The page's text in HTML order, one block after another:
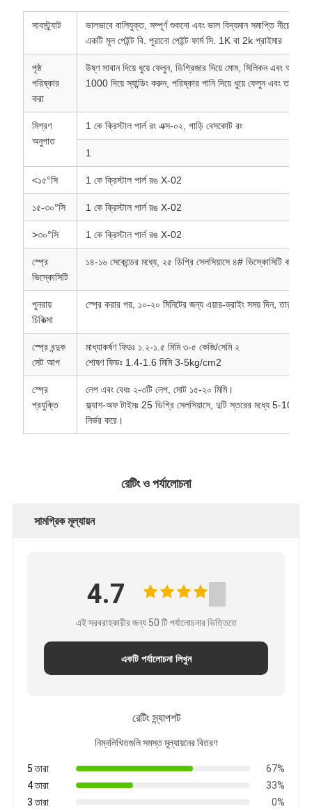
সাবস্ট্র্যাট
ভালভাবে বালিযুক্ত, সম্পূর্ণ শুকনো এবং ভাল বিদ্যমান সমাপ্তি নীচে
একটি মূল পেইন্ট বি. পুরানো পেইন্ট ফার্ম সি. 1K বা 2k প্রাইমার
পৃষ্ঠ
পরিষ্কার
করা
উষ্ণ সাবান দিয়ে ধুয়ে ফেলুন, ডিগ্রিজার দিয়ে মোম, সিলিকন এবং
1000 দিয়ে স্যান্ডিং করুন, পরিষ্কার পানি দিয়ে ধুয়ে ফেলুন এবং
মিশ্রণ
অনুপাত
1 কে ক্রিস্টাল পার্ল রং এক্স-০২, গাড়ি বেসকোট রং
1
<১৫°সি 1 কে ক্রিস্টাল পার্ল রঙ X-02
১৫-৩০°সি 1 কে ক্রিস্টাল পার্ল রঙ X-02
>৩০°সি 1 কে ক্রিস্টাল পার্ল রঙ X-02
স্প্রে
ভিস্কোসিটি
১৪-১৬ সেকেন্ডের মধ্যে, ২৫ ডিগ্রি সেলসিয়াসে ৪# ভিস্কোসিটি কাপে,
পুনরায়
চিকিত্সা
স্প্রে করার পর, ১০-২০ মিনিটের জন্য এয়ার-ড্রাইং সময় দিন,
স্প্রে বন্দুক
সেট আপ
মাধ্যাকর্ষণ ফিডঃ ১.২-১.৫ মিমি ৩-৫ কেজি/সেমি ২
শোষণ ফিডঃ 1.4-1.6 মিমি 3-5kg/cm2
স্প্রে
প্রযুক্তি
লেপ এবং বেধঃ ২-৩টি লেপ, মোট ১৫-২০ মিমি।
ফ্ল্যাশ-অফ টাইমঃ 25 ডিগ্রি সেলসিয়াসে, দুটি স্তরের মধ্যে 5-10
নির্ভর করে।
রেটিং ও পর্যালোচনা
সামগ্রিক মূল্যায়ন
4.7
এই সরবরাহকারীর জন্য 50 টি পর্যালোচনার ভিত্তিতে
একটি পর্যালোচনা লিখুন
রেটিং স্ন্যাপশট
নিম্নলিখিতগুলি সমস্ত মূল্যায়নের বিতরণ
5 তারা
67%
4 তারা
33%
3 তারা
0%